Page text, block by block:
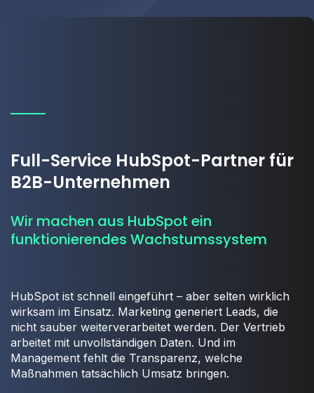
Full-Service HubSpot-Partner für
B2B-Unternehmen
Wir machen aus HubSpot ein
funktionierendes Wachstumssystem
HubSpot ist schnell eingeführt – aber selten wirklich
wirksam im Einsatz. Marketing generiert Leads, die
nicht sauber weiterverarbeitet werden. Der Vertrieb
arbeitet mit unvollständigen Daten. Und im
Management fehlt die Transparenz, welche
Maßnahmen tatsächlich Umsatz bringen.